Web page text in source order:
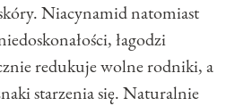
Niacynamid natomiast
łagodzi
redukuje wolne rodniki, a
starzenia się. Naturalnie